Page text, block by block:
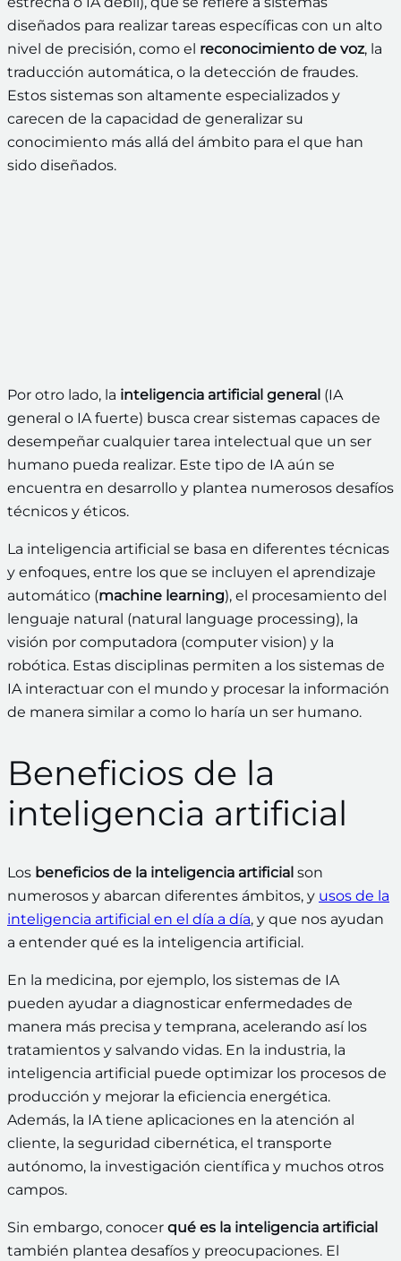
diseñados para realizar tareas específicas con un alto
nivel de precisión, como el reconocimiento de voz, la
traducción automática, o la detección de fraudes.
Estos sistemas son altamente especializados y
carecen de la capacidad de generalizar su
conocimiento más allá del ámbito para el que han
sido diseñados.
Por otro lado, la inteligencia artificial general (IA
general o IA fuerte) busca crear sistemas capaces de
desempeñar cualquier tarea intelectual que un ser
humano pueda realizar. Este tipo de IA aún se
encuentra en desarrollo y plantea numerosos desafíos
técnicos y éticos.
La inteligencia artificial se basa en diferentes técnicas
y enfoques, entre los que se incluyen el aprendizaje
automático (machine learning), el procesamiento del
lenguaje natural (natural language processing), la
visión por computadora (computer vision) y la
robótica. Estas disciplinas permiten a los sistemas de
IA interactuar con el mundo y procesar la información
de manera similar a como lo haría un ser humano.
Beneficios de la
inteligencia artificial
Los beneficios de la inteligencia artificial son
numerosos y abarcan diferentes ámbitos, y usos de la
inteligencia artificial en el día a día, y que nos ayudan
a entender qué es la inteligencia artificial.
En la medicina, por ejemplo, los sistemas de IA
pueden ayudar a diagnosticar enfermedades de
manera más precisa y temprana, acelerando así los
tratamientos y salvando vidas. En la industria, la
inteligencia artificial puede optimizar los procesos de
producción y mejorar la eficiencia energética.
Además, la IA tiene aplicaciones en la atención al
cliente, la seguridad cibernética, el transporte
autónomo, la investigación científica y muchos otros
campos.
Sin embargo, conocer qué es la inteligencia artificial
también plantea desafíos y preocupaciones. El